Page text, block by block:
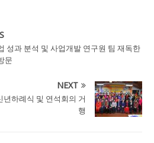
성과 분석 및 사업개발 연구원 팀 재독한
문
NEXT
하례식 및 연석회의 거
행